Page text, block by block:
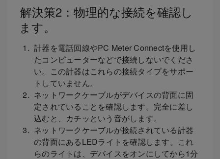
解決策2：物理的な接続を確認し
ます。
計器を電話回線やPC Meter Connectを使用し
たコンピューターなどで接続しないでくださ
い。この計器はこれらの接続タイプをサポー
トしていません。
ネットワークケーブルがデバイスの背面に固
定されていることを確認します。完全に差し
込むと、カチッという音がします。
ネットワークケーブルが接続されている計器
の背面にあるLEDライトを確認します。これ
らのライトは、デバイスをオンにしてから1分